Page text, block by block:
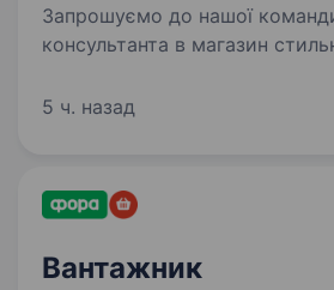
Запрошуємо до нашої
консультанта в магазин
000 — 60 000 грн (ставка + %
5 ч. назад
Вантажник